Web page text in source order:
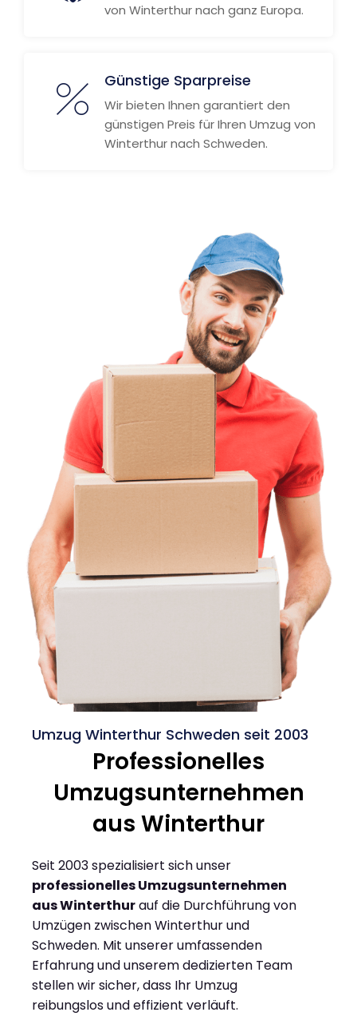
von Winterthur nach ganz Europa.
Günstige Sparpreise
Wir bieten Ihnen garantiert den
günstigen Preis für Ihren Umzug von
Winterthur nach Schweden.
Umzug Winterthur Schweden seit 2003
Professionelles
Umzugsunternehmen
aus Winterthur
Seit 2003 spezialisiert sich unser
professionelles Umzugsunternehmen
aus Winterthurauf die Durchführung von
Umzügen zwischen Winterthur und
Schweden. Mit unserer umfassenden
Erfahrung und unserem dedizierten Team
stellen wir sicher, dass Ihr Umzug
reibungslos und effizient verläuft.